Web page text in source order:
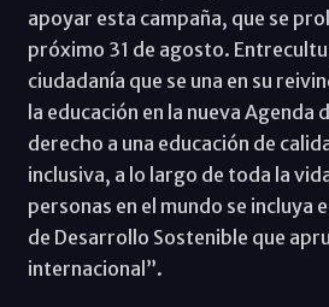
apoyar esta campaña, que se
próximo 31 de agosto.
ciudadanía que se una en su
la educación en la nueva Agenda
derecho a una educación de
inclusiva, a lo largo de toda la
personas en el mundo se incluya
de Desarrollo Sostenible que
internacional”.